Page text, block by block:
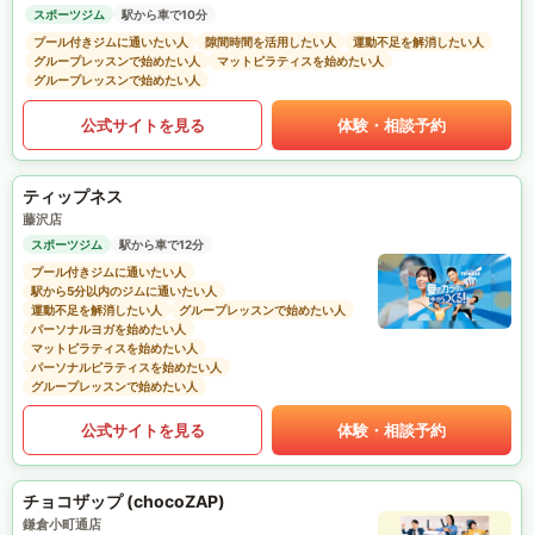
スポーツジム
駅から車で10分
プール付きジムに通いたい人
隙間時間を活用したい人
運動不足を解消したい人
グループレッスンで始めたい人
マットピラティスを始めたい人
グループレッスンで始めたい人
公式サイトを見る 体験・相談予約
ティップネス
藤沢店
スポーツジム
駅から車で12分
プール付きジムに通いたい人
駅から5分以内のジムに通いたい人
運動不足を解消したい人
グループレッスンで始めたい人
パーソナルヨガを始めたい人
マットピラティスを始めたい人
パーソナルピラティスを始めたい人
グループレッスンで始めたい人
公式サイトを見る 体験・相談予約
チョコザップ (chocoZAP)
鎌倉小町通店